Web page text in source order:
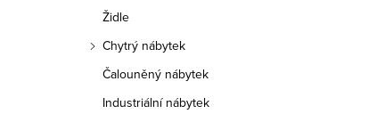
Židle
Chytrý nábytek
Čalouněný nábytek
Industriální nábytek